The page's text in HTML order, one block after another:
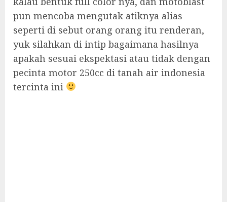
pun mencoba mengutak atiknya alias
seperti di sebut orang orang itu renderan,
yuk silahkan di intip bagaimana hasilnya
apakah sesuai ekspektasi atau tidak dengan
pecinta motor 250cc di tanah air indonesia
tercinta ini